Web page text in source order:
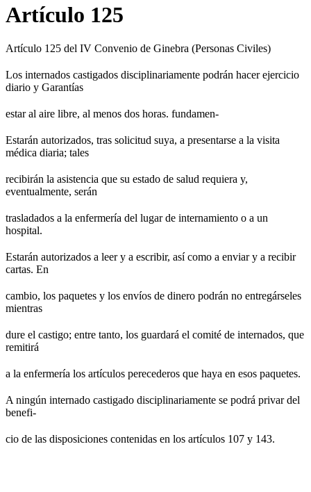
Artículo 125
Artículo 125 del IV Convenio de Ginebra (Personas Civiles)
Los internados castigados disciplinariamente podrán hacer ejercicio
diario y Garantías
estar al aire libre, al menos dos horas. fundamen-
Estarán autorizados, tras solicitud suya, a presentarse a la visita
médica diaria; tales
recibirán la asistencia que su estado de salud requiera y,
eventualmente, serán
trasladados a la enfermería del lugar de internamiento o a un
hospital.
Estarán autorizados a leer y a escribir, así como a enviar y a recibir
cartas. En
cambio, los paquetes y los envíos de dinero podrán no entregárseles
mientras
dure el castigo; entre tanto, los guardará el comité de internados, que
remitirá
a la enfermería los artículos perecederos que haya en esos paquetes.
A ningún internado castigado disciplinariamente se podrá privar del
benefi-
cio de las disposiciones contenidas en los artículos 107 y 143.